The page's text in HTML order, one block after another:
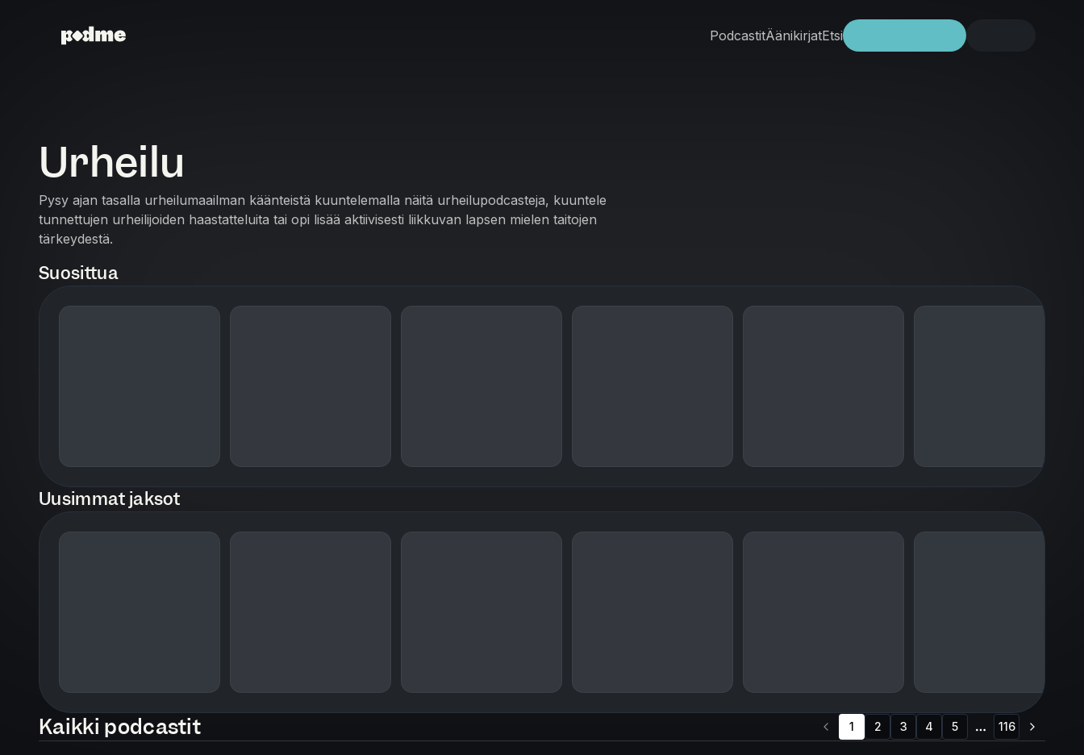
PodcastitÄänikirjatEtsi
Urheilu
Pysy ajan tasalla urheilumaailman käänteistä kuuntelemalla näitä urheilupodcasteja, kuuntele
tunnettujen urheilijoiden haastatteluita tai opi lisää aktiivisesti liikkuvan lapsen mielen taitojen
tärkeydestä.
Suosittua
Uusimmat jaksot
Kaikki podcastit 1 2 3 4 5 116